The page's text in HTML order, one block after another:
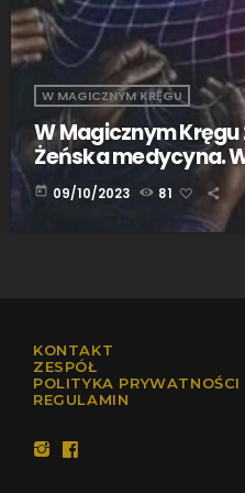
W MAGICZNYM KRĘGU
W Magicznym Kręgu
Żeńska medycyna.
kobiecego piękna i
today 09/10/2023 81
KONTAKT
ZESPÓŁ
POLITYKA PRYWATNOŚCI
REGULAMIN